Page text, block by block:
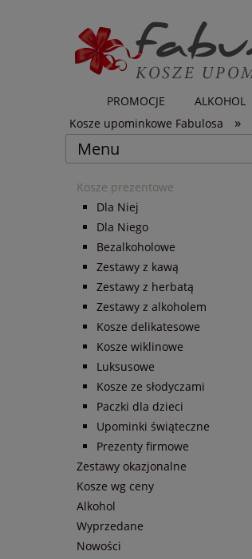
PROMOCJE ALKOHOL
Kosze upominkowe Fabulosa
»
Menu
Kosze prezentowe
Dla Niej
Dla Niego
Bezalkoholowe
Zestawy z kawą
Zestawy z herbatą
Zestawy z alkoholem
Kosze delikatesowe
Kosze wiklinowe
Luksusowe
Kosze ze słodyczami
Paczki dla dzieci
Upominki świąteczne
Prezenty firmowe
Zestawy okazjonalne
Kosze wg ceny
Alkohol
Wyprzedane
Nowości